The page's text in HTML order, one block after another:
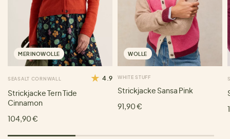
MERINOWOLLE
SEASALT CORNWALL 4.9
Strickjacke Tern Tide
Cinnamon
104,90 €
WOLLE
WHITE STUFF
Strickjacke Sansa Pink
91,90 €